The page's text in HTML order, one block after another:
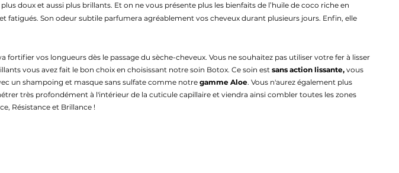
doux et aussi plus brillants. Et on ne vous présente plus les bienfaits de l’huile de coco riche en
fatigués. Son odeur subtile parfumera agréablement vos cheveux durant plusieurs jours. Enfin, elle
a fortifier vos longueurs dès le passage du sèche-cheveux. Vous ne souhaitez pas utiliser votre fer à lisser
vous avez fait le bon choix en choisissant notre soin Botox. Ce soin est sans action lissante, vous
un shampoing et masque sans sulfate comme notre gamme Aloe. Vous n'aurez également plus
très profondément à l'intérieur de la cuticule capillaire et viendra ainsi combler toutes les zones
Résistance et Brillance !